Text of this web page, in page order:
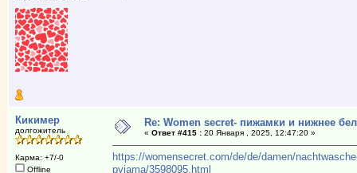
Кикимер
долгожитель
Карма: +7/-0
Offline
Re: Women secret- пижамки и нижнее
« Ответ #415 :20 Января , 2025, 12:47:20 »
https://womensecret.com/de/de/damen/
pyjama/3598095.html